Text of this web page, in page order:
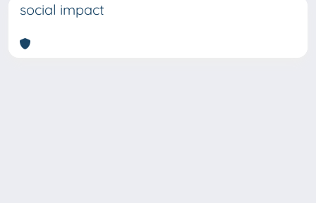
social impact